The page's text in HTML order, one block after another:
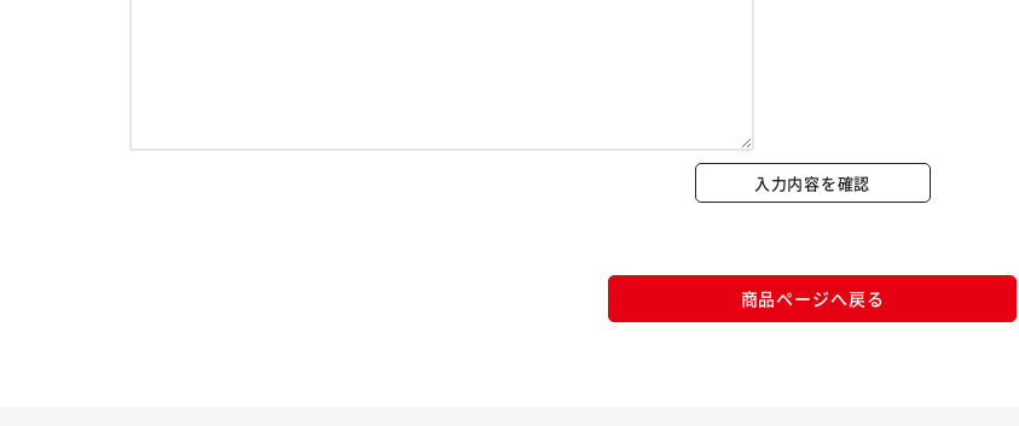
入力内容を確認
商品ページへ戻る
カートに入れる